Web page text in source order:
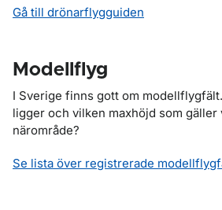
Gå till drönarflygguiden
Modellflyg
I Sverige finns gott om
ligger och vilken maxhöjd som
närområde?
Se lista över registrerade